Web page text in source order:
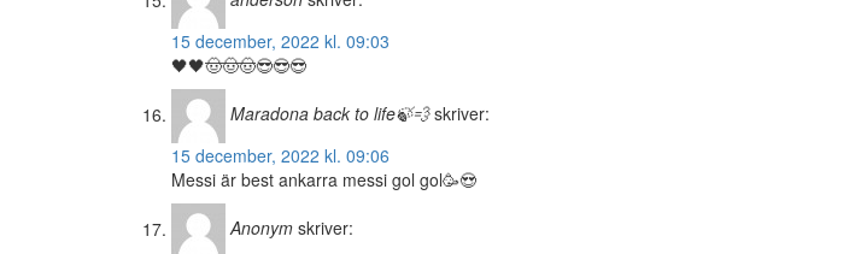
15 december, 2022 kl. 09:03
🖤🖤🤠🤠🤠😎😎😎
Maradona back to life🍃💨 skriver:
15 december, 2022 kl. 09:06
Messi är best ankarra messi gol gol🥳😍
Anonym skriver: